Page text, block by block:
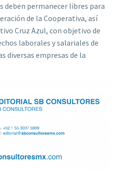
deben permanecer libres para
de la Cooperativa, así
Cruz Azul, con objetivo de
laborales y salariales de
diversas empresas de la